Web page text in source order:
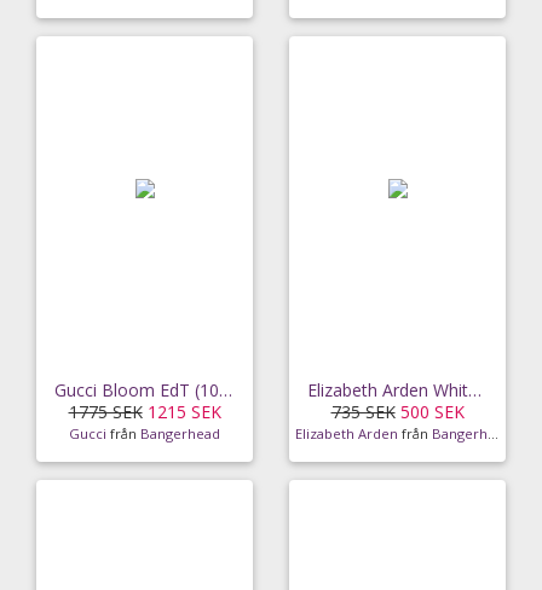
Gucci Bloom EdT (100 ml)
1775 SEK 1215 SEK
Gucci från Bangerhead
Elizabeth Arden White Tea Eau Florale EdT (100 ml)
735 SEK 500 SEK
Elizabeth Arden från Bangerhead